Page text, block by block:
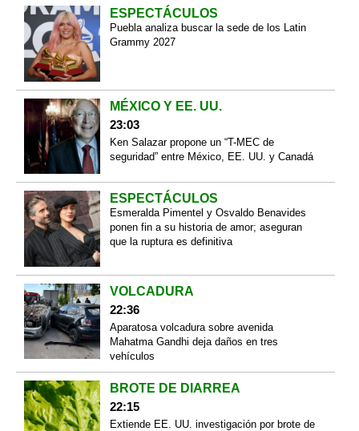
ESPECTÁCULOS
Puebla analiza buscar la sede de los Latin
Grammy 2027
MÉXICO Y EE. UU.
23:03
Ken Salazar propone un “T-MEC de
seguridad” entre México, EE. UU. y Canadá
ESPECTÁCULOS
Esmeralda Pimentel y Osvaldo Benavides
ponen fin a su historia de amor; aseguran
que la ruptura es definitiva
VOLCADURA
22:36
Aparatosa volcadura sobre avenida
Mahatma Gandhi deja daños en tres
vehículos
BROTE DE DIARREA
22:15
Extiende EE. UU. investigación por brote de